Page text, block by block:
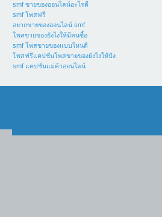
smf ขายของออนไลน์อะไรดี
smf โพสฟรี
อยากขายของออนไลน์ smf
โพสขายของยังไงให้มีคนซื้อ
smf โพสขายของแบบไหนดี
โพสฟรีแคปชั่นโพสขายของยังไงให้ปัง
smf แคปชั่นแม่ค้าออนไลน์